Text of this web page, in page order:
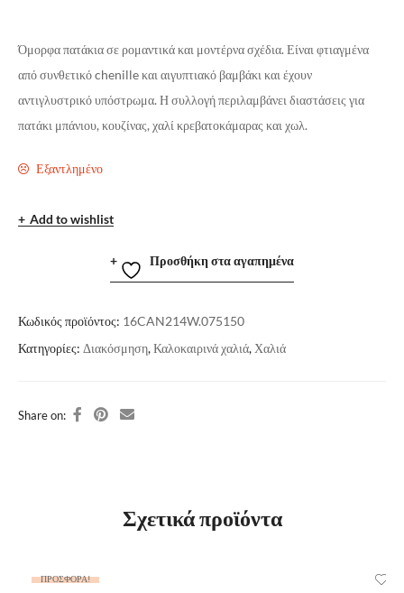
Όμορφα πατάκια σε ρομαντικά και μοντέρνα σχέδια. Είναι φτιαγμένα
από συνθετικό chenille και αιγυπτιακό βαμβάκι και έχουν
αντιγλυστρικό υπόστρωμα. Η συλλογή περιλαμβάνει διαστάσεις για
πατάκι μπάνιου, κουζίνας, χαλί κρεβατοκάμαρας και χωλ.
Εξαντλημένο
Add to wishlist
Προσθήκη στα αγαπημένα
Κωδικός προϊόντος: 16CAN214W.075150
Κατηγορίες: Διακόσμηση,Καλοκαιρινά χαλιά, Χαλιά
Share on:
Σχετικά προϊόντα
ΠΡΟΣΦΟΡΆ!